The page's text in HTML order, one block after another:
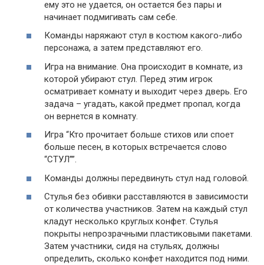
ему это не удается, он остается без пары и
начинает подмигивать сам себе.
Команды наряжают стул в костюм какого-либо
персонажа, а затем представляют его.
Игра на внимание. Она происходит в комнате, из
которой убирают стул. Перед этим игрок
осматривает комнату и выходит через дверь. Его
задача – угадать, какой предмет пропал, когда
он вернется в комнату.
Игра “Кто прочитает больше стихов или споет
больше песен, в которых встречается слово
“СТУЛ””.
Команды должны передвинуть стул над головой.
Стулья без обивки расставляются в зависимости
от количества участников. Затем на каждый стул
кладут несколько круглых конфет. Стулья
покрыты непрозрачными пластиковыми пакетами.
Затем участники, сидя на стульях, должны
определить, сколько конфет находится под ними.